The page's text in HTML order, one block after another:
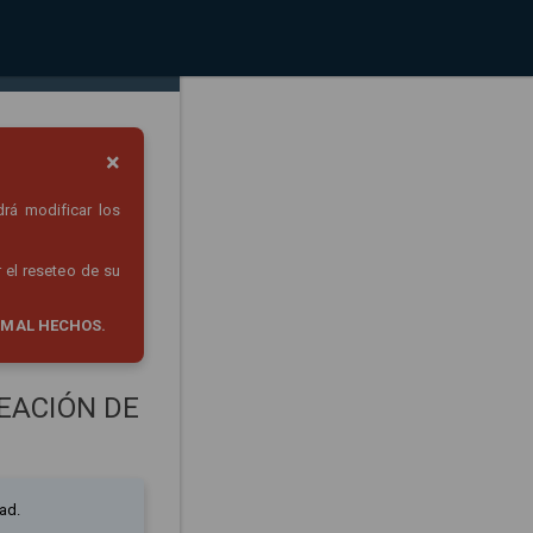
×
modificar los
el reseteo de su
HECHOS.
DE